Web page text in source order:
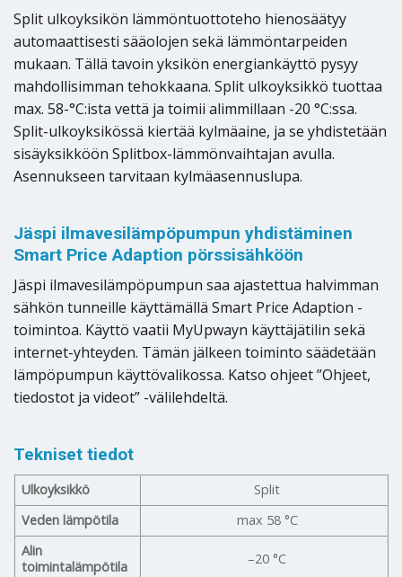
Split ulkoyksikön lämmöntuottoteho hienosäätyy
automaattisesti sääolojen sekä lämmöntarpeiden
mukaan. Tällä tavoin yksikön energiankäyttö pysyy
mahdollisimman tehokkaana. Split ulkoyksikkö tuottaa
max. 58-°C:ista vettä ja toimii alimmillaan -20 °C:ssa.
Split-ulkoyksikössä kiertää kylmäaine, ja se yhdistetään
sisäyksikköön Splitbox-lämmönvaihtajan avulla.
Asennukseen tarvitaan kylmäasennuslupa.
Jäspi ilmavesilämpöpumpun yhdistäminen
Smart Price Adaption pörssisähköön
Jäspi ilmavesilämpöpumpun saa ajastettua halvimman
sähkön tunneille käyttämällä Smart Price Adaption -
toimintoa. Käyttö vaatii MyUpwayn käyttäjätilin sekä
internet-yhteyden. Tämän jälkeen toiminto säädetään
lämpöpumpun käyttövalikossa. Katso ohjeet ”Ohjeet,
tiedostot ja videot” -välilehdeltä.
Tekniset tiedot
Ulkoyksikkö
Split
Veden lämpötila
max 58 °C
Alin
toimintalämpötila
–20 °C